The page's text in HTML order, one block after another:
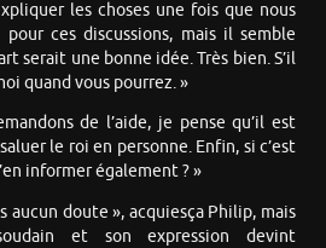
les choses une fois que nous
ces discussions, mais il semble
serait une bonne idée. Très bien. S’il
quand vous pourrez. »
de l’aide, je pense qu’il est
le roi en personne. Enfin, si c’est
informer également ? »
aucun doute », acquiesça Philip, mais
et son expression devint